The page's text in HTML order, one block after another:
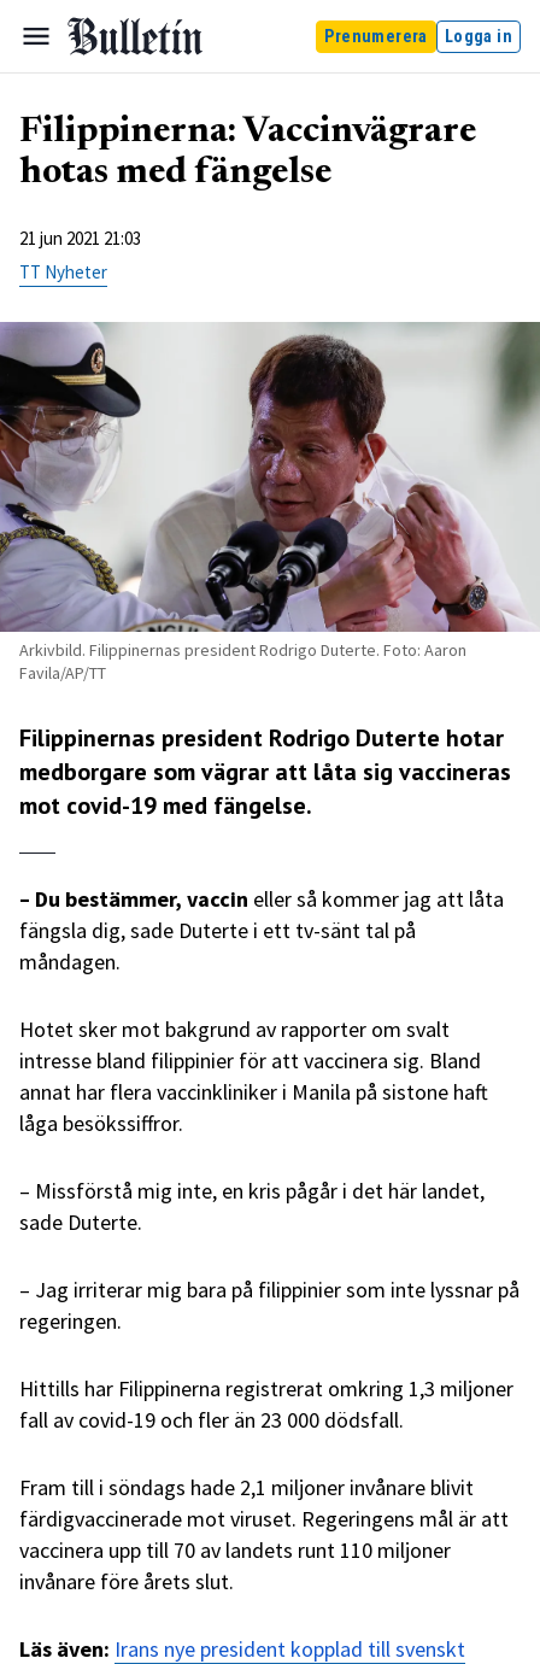
Prenumerera Logga in
Filippinerna: Vaccinvägrare
hotas med fängelse
21 jun 2021 21:03
TT Nyheter
Arkivbild. Filippinernas president Rodrigo Duterte. Foto: Aaron
Favila/AP/TT
Filippinernas president Rodrigo Duterte hotar
medborgare som vägrar att låta sig vaccineras
mot covid-19 med fängelse.
– Du bestämmer, vaccin eller så kommer jag att låta
fängsla dig, sade Duterte i ett tv-sänt tal på
måndagen.
Hotet sker mot bakgrund av rapporter om svalt
intresse bland filippinier för att vaccinera sig. Bland
annat har flera vaccinkliniker i Manila på sistone haft
låga besökssiffror.
– Missförstå mig inte, en kris pågår i det här landet,
sade Duterte.
– Jag irriterar mig bara på filippinier som inte lyssnar på
regeringen.
Hittills har Filippinerna registrerat omkring 1,3 miljoner
fall av covid-19 och fler än 23 000 dödsfall.
Fram till i söndags hade 2,1 miljoner invånare blivit
färdigvaccinerade mot viruset. Regeringens mål är att
vaccinera upp till 70 av landets runt 110 miljoner
invånare före årets slut.
Läs även: Irans nye president kopplad till svenskt